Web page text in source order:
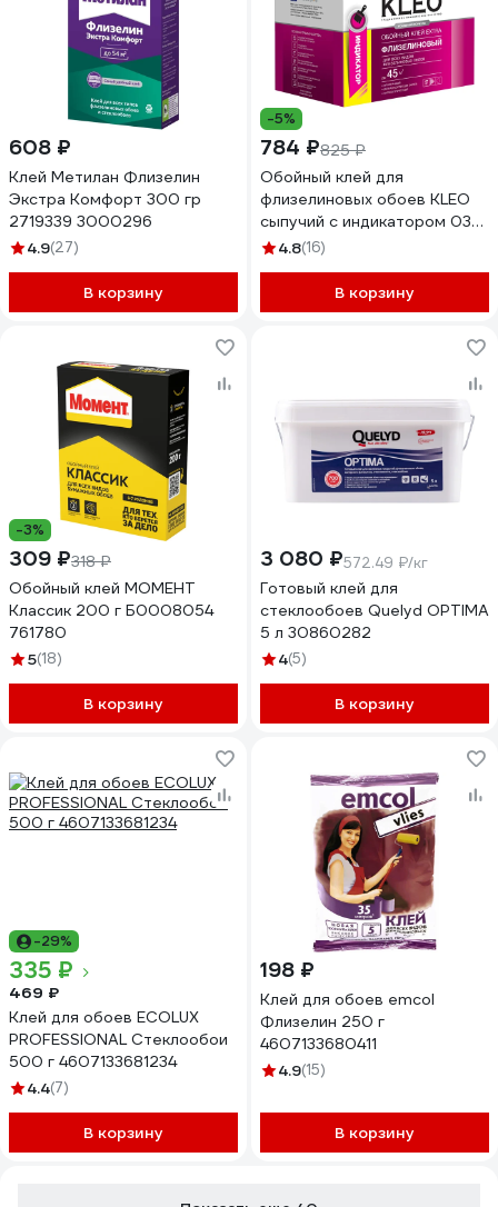
608 ₽
Клей Метилан Флизелин
Экстра Комфорт 300 гр
2719339 3000296
4.9(27)
В корзину
-5%
784 ₽825 ₽
Обойный клей для
флизелиновых обоев KLEO
сыпучий с индикатором 030
EXTRA 45 Инд
4.8(16)
В корзину
-3%
309 ₽318 ₽
Обойный клей МОМЕНТ
Классик 200 г Б0008054
761780
5(18)
В корзину
3 080 ₽572.49 ₽/кг
Готовый клей для
стеклообоев Quelyd OPTIMA
5 л 30860282
4(5)
В корзину
-29%
335 ₽
469 ₽
Клей для обоев ECOLUX
PROFESSIONAL Стеклообои
500 г 4607133681234
4.4(7)
В корзину
198 ₽
Клей для обоев emcol
Флизелин 250 г
4607133680411
4.9(15)
В корзину